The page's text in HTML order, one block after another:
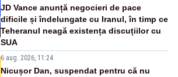
JD Vance anunță negocieri de pace
dificile și îndelungate cu Iranul, în timp ce
Teheranul neagă existența discuțiilor cu
SUA
6 aug. 2026, 11:24
Nicușor Dan, suspendat pentru că nu